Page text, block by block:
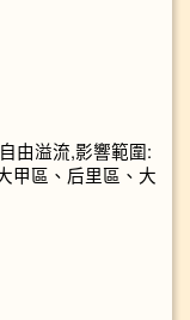
由溢流,影響範圍:
甲區、后里區、大